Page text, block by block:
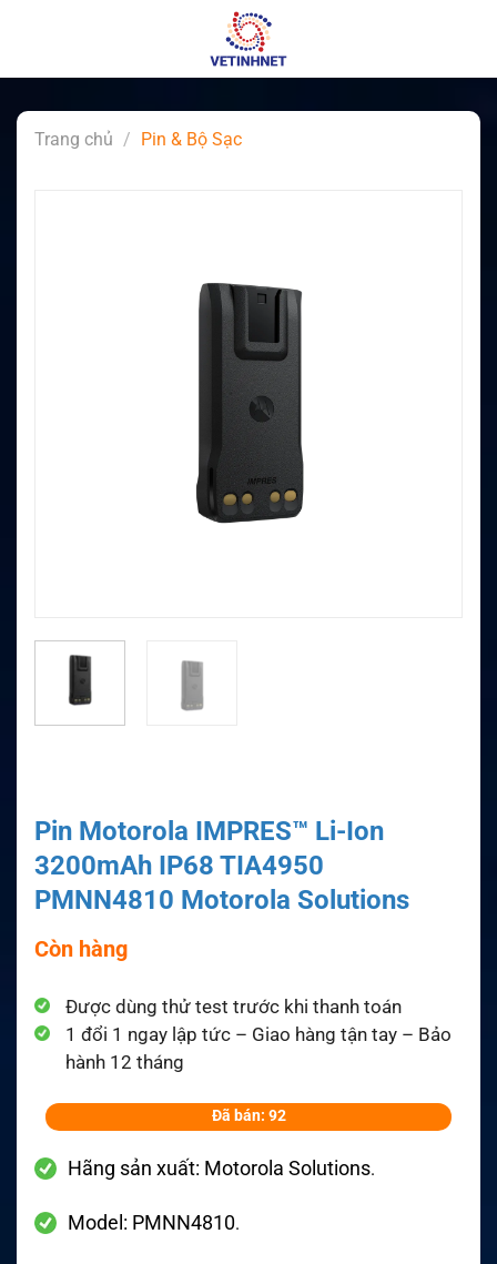
Trang chủ / Pin & Bộ Sạc
Pin Motorola IMPRES™ Li-Ion
3200mAh IP68 TIA4950
PMNN4810 Motorola Solutions
Còn hàng
Được dùng thử test trước khi thanh toán
1 đổi 1 ngay lập tức – Giao hàng tận tay – Bảo
hành 12 tháng
Đã bán: 92
Hãng sản xuất: Motorola Solutions.
Model: PMNN4810.